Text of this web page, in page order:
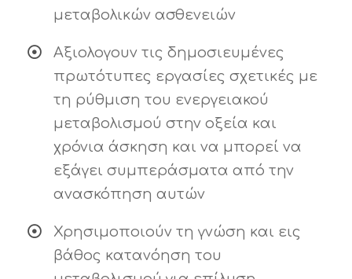
μεταβολικών ασθενειών
Αξιολογουν τις δημοσιευμένες
πρωτότυπες εργασίες σχετικές με
τη ρύθμιση του ενεργειακού
μεταβολισμού στην οξεία και
χρόνια άσκηση και να μπορεί να
εξάγει συμπεράσματα από την
ανασκόπηση αυτών
Χρησιμοποιούν τη γνώση και εις
βάθος κατανόηση του